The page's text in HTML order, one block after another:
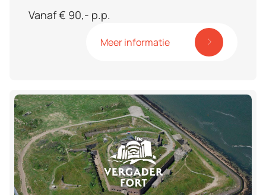
Vanaf € 90,- p.p.
Meer informatie